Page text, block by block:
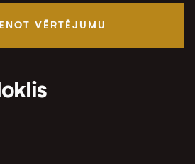
VĒRTĒJUMU